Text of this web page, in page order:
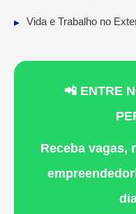
Vida e Trabalho no
📲 ENTRE
Receba vagas,